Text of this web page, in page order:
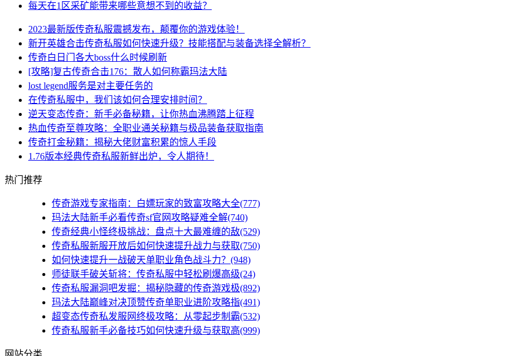
每天在1区采矿能带来哪些意想不到的收益？
2023最新版传奇私服震撼发布，颠覆你的游戏体验！
新开英雄合击传奇私服如何快速升级？技能搭配与装备选择全解析？
传奇白日门各大boss什么时候刷新
[攻略]复古传奇合击176：散人如何称霸玛法大陆
lost legend服务是对主要任务的
在传奇私服中，我们该如何合理安排时间？
逆天变态传奇：新手必备秘籍，让你热血沸腾踏上征程
热血传奇至尊攻略：全职业通关秘籍与极品装备获取指南
传奇打金秘籍：揭秘大佬财富积累的惊人手段
1.76版本经典传奇私服新鲜出炉，令人期待！
热门推荐
传奇游戏专家指南：白嫖玩家的致富攻略大全(777)
玛法大陆新手必看传奇sf官网攻略疑难全解(740)
传奇经典小怪终极挑战：盘点十大最难缠的敌(529)
传奇私服新服开放后如何快速提升战力与获取(750)
如何快速提升一战破天单职业角色战斗力？(948)
师徒联手破关斩将：传奇私服中轻松刷爆高级(24)
传奇私服漏洞吧发掘：揭秘隐藏的传奇游戏极(892)
玛法大陆巅峰对决顶赞传奇单职业进阶攻略指(491)
超变态传奇私发服网终极攻略：从零起步制霸(532)
传奇私服新手必备技巧如何快速升级与获取高(999)